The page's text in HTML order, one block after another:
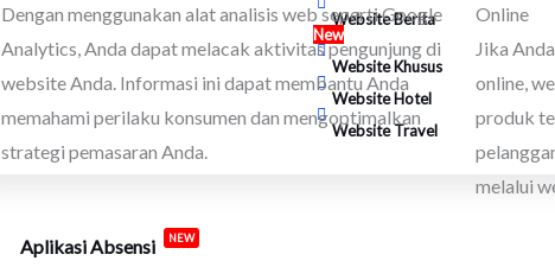
Website Berita
New
Website Khusus
Website Hotel
Website Travel
Aplikasi Absensi NEW
Dengan menggunakan alat analisis web seperti Google
Analytics, Anda dapat melacak aktivitas pengunjung di
website Anda. Informasi ini dapat membantu Anda
memahami perilaku konsumen dan mengoptimalkan
strategi pemasaran Anda.
Online
Jika
online,
produk
melalui